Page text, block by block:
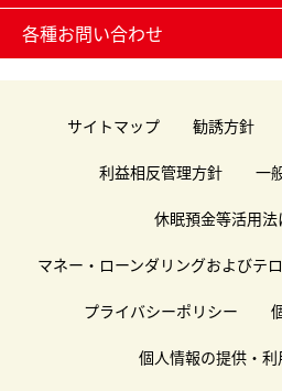
各種お問い合わせ
サイトマップ 勧誘方針
利益相反管理方針 一
休眠預金等活用法
マネー・ローンダリングおよびテ
プライバシーポリシー
個人情報の提供・